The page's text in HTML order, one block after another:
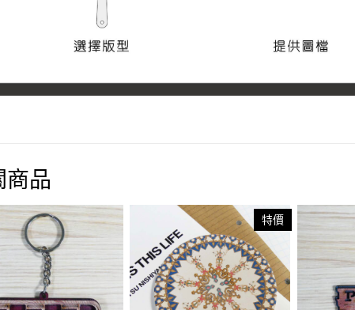
商品
特價